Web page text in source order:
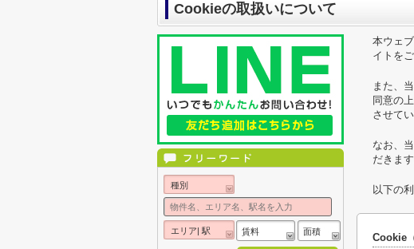
Cookieの取扱いについて
本ウェ
イトを
また、
同意の
させて
なお、
だきま
以下の
Cookie
種別
エリア| 駅 賃料 面積